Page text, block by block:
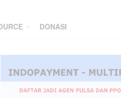
DONASI